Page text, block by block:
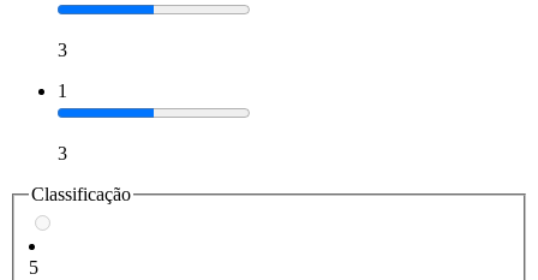
3
1
3
Classificação
5